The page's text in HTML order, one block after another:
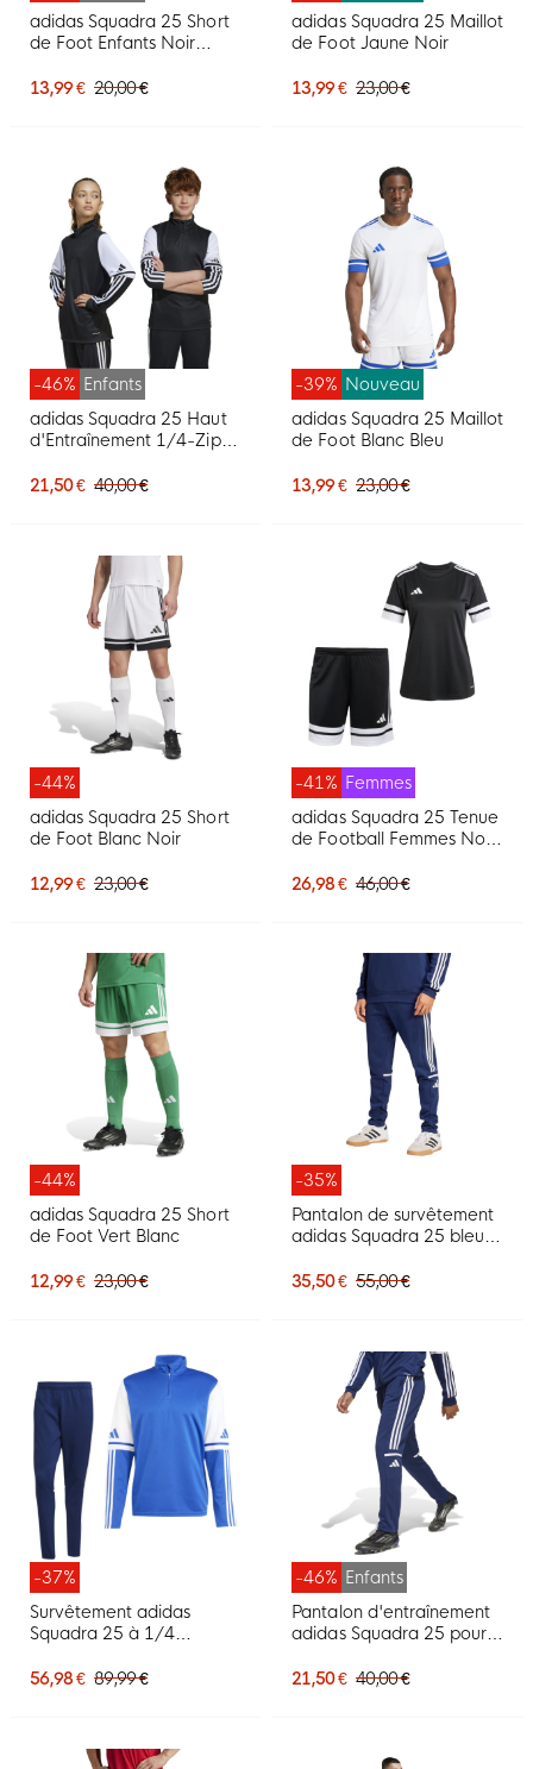
adidas Squadra 25 Short
de Foot Enfants Noir
13,99 € 20,00 €
adidas Squadra 25 Maillot
de Foot Jaune Noir
13,99 € 23,00 €
-46% Enfants
adidas Squadra 25 Haut
d'Entraînement 1/4-Zip
21,50 € 40,00 €
-39% Nouveau
adidas Squadra 25 Maillot
de Foot Blanc Bleu
13,99 € 23,00 €
-44%
adidas Squadra 25 Short
de Foot Blanc Noir
12,99 € 23,00 €
-41% Femmes
adidas Squadra 25 Tenue
de Football Femmes Noir
26,98 € 46,00 €
-44%
adidas Squadra 25 Short
de Foot Vert Blanc
12,99 € 23,00 €
-35%
Pantalon de survêtement
adidas Squadra 25 bleu
35,50 € 55,00 €
-37%
Survêtement adidas
Squadra 25 à 1/4
foncé blanc
56,98 € 89,99 €
-46% Enfants
Pantalon d'entraînement
adidas Squadra 25 pour
blanc
21,50 € 40,00 €